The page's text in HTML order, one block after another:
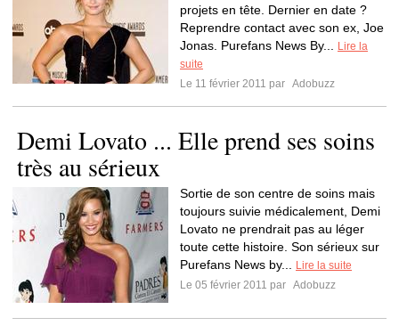
projets en tête. Dernier en date ?
Reprendre contact avec son ex, Joe
Jonas. Purefans News By...
Lire la
suite
Le 11 février 2011 par Adobuzz
Demi Lovato ... Elle prend ses soins
très au sérieux
Sortie de son centre de soins mais
toujours suivie médicalement, Demi
Lovato ne prendrait pas au léger
toute cette histoire. Son sérieux sur
Purefans News by...
Lire la suite
Le 05 février 2011 par Adobuzz